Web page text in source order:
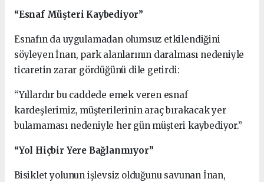
“Esnaf Müşteri Kaybediyor”
Esnafın da uygulamadan olumsuz etkilendiğini
söyleyen İnan, park alanlarının daralması nedeniyle
ticaretin zarar gördüğünü dile getirdi:
“Yıllardır bu caddede emek veren esnaf
kardeşlerimiz, müşterilerinin araç bırakacak yer
bulamaması nedeniyle her gün müşteri kaybediyor.”
“Yol Hiçbir Yere Bağlanmıyor”
Bisiklet yolunun işlevsiz olduğunu savunan İnan,